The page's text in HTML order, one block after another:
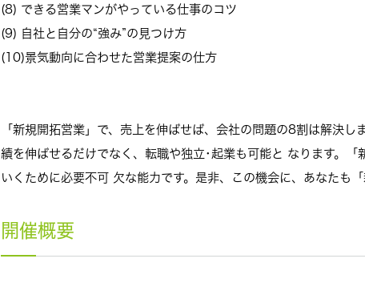
(8) できる営業マンがやっている仕事のコツ
(9) 自社と自分の“強み”の見つけ方
(10)景気動向に合わせた営業提案の仕方
「新規開拓営業」で、売上を伸ばせば、会社の問題の8割は解決
績を伸ばせるだけでなく、転職や独立･起業も可能と なります。
いくために必要不可 欠な能力です。是非、この機会に、あなたも
開催概要